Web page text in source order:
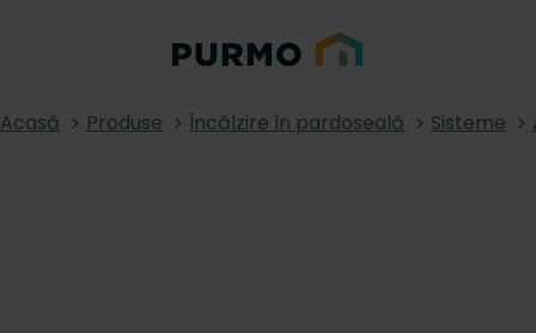
Acasă Produse Încălzire în pardoseală Sisteme